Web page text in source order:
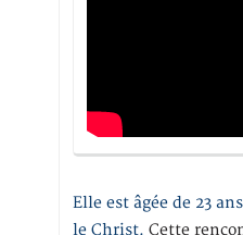
Elle est âgée de 23
le Christ. Cette